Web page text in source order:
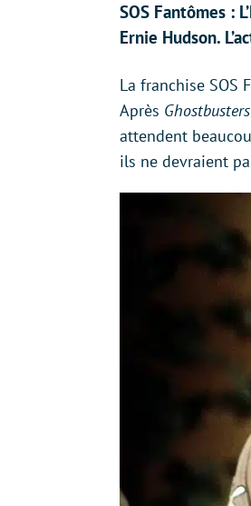
SOS Fantômes :
Ernie Hudson.
La franchise SOS
Après Ghostbusters
attendent
ils ne devraient